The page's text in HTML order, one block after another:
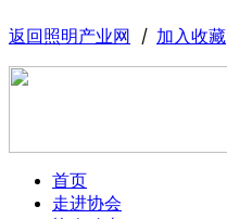
返回照明产业网 丨 加入收藏
首页
走进协会